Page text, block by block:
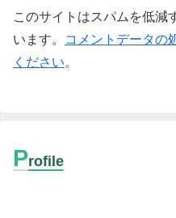
このサイトはスパムを低減
います。
コメントデータの
ください。
Profile